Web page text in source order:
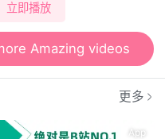
立即播放
Amazing videos
更多
App